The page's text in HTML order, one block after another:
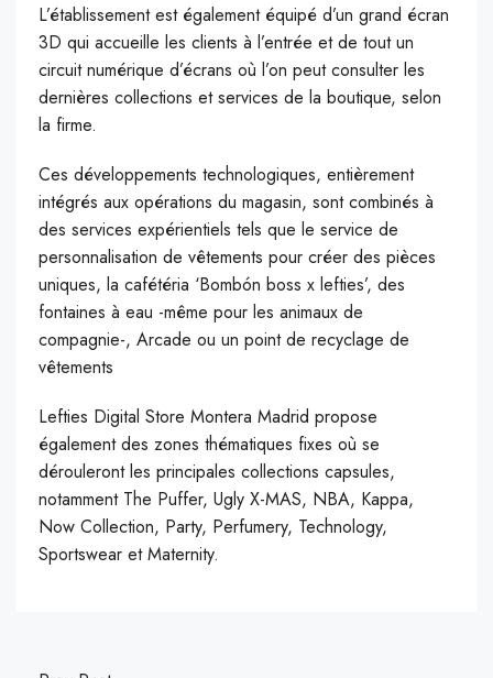
L’établissement est également équipé d’un grand écran
3D qui accueille les clients à l’entrée et de tout un
circuit numérique d’écrans où l’on peut consulter les
dernières collections et services de la boutique, selon
la firme.
Ces développements technologiques, entièrement
intégrés aux opérations du magasin, sont combinés à
des services expérientiels tels que le service de
personnalisation de vêtements pour créer des pièces
uniques, la cafétéria ‘Bombón boss x lefties’, des
fontaines à eau -même pour les animaux de
compagnie-, Arcade ou un point de recyclage de
vêtements
Lefties Digital Store Montera Madrid propose
également des zones thématiques fixes où se
dérouleront les principales collections capsules,
notamment The Puffer, Ugly X-MAS, NBA, Kappa,
Now Collection, Party, Perfumery, Technology,
Sportswear et Maternity.